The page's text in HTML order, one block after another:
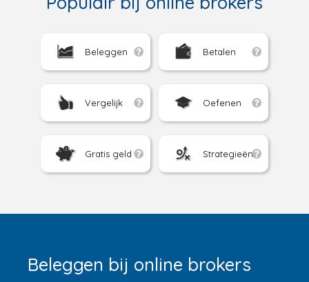
Beleggen Betalen
Vergelijk Oefenen
Gratis geld Strategieën
Beleggen bij online brokers